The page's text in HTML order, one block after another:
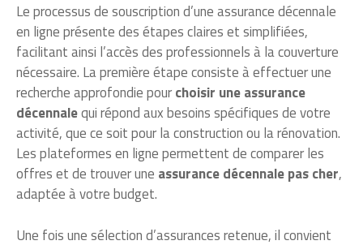
Le processus de souscription d’une assurance décennale
en ligne présente des étapes claires et simplifiées,
facilitant ainsi l’accès des professionnels à la couverture
nécessaire. La première étape consiste à effectuer une
recherche approfondie pourchoisir une assurance
décennalequi répond aux besoins spécifiques de votre
activité, que ce soit pour la construction ou la rénovation.
Les plateformes en ligne permettent de comparer les
offres et de trouver une assurance décennale pas cher,
adaptée à votre budget.
Une fois une sélection d’assurances retenue, il convient